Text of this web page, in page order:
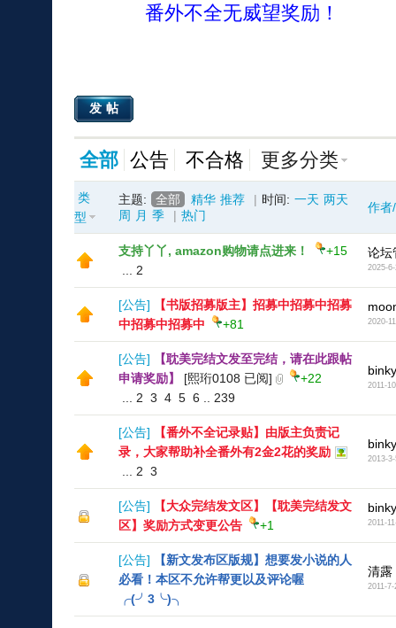
番外不全无威望奖励！
发帖
全部 公告 不合格 更多分类
类
型
主题: 全部 精华 推荐 | 时间: 一天 两天
周
月 季 | 热门
作者
支持丫丫, amazon购物请点进来！
+15
2
论坛
2025-6-
[公告]
【书版招募版主】招募中招募中招募
中招募中招募中
+81 2020-
[公告]
【耽美完结文发至完结，请在此跟帖
申请奖励】
[熙珩0108 已阅]
+22
2 3 4 5 6 239
binky
2011-
[公告]
【番外不全记录贴】由版主负责记
录，大家帮助补全番外有2金2花的奖励
2 3
binky
2013-3-
[公告]
【大众完结发文区】【耽美完结发文
区】奖励方式变更公告
+1
binky
2011-
[公告]
【新文发布区版规】想要发小说的人
必看！本区不允许帮更以及评论喔
╭(╯3╰)╮
清露
2011-7-